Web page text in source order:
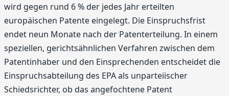
wird gegen rund 6 % der jedes Jahr erteilten
europäischen Patente eingelegt. Die Einspruchsfrist
endet neun Monate nach der Patenterteilung. In einem
speziellen, gerichtsähnlichen Verfahren zwischen dem
Patentinhaber und den Einsprechenden entscheidet die
Einspruchsabteilung des EPA als unparteiischer
Schiedsrichter, ob das angefochtene Patent